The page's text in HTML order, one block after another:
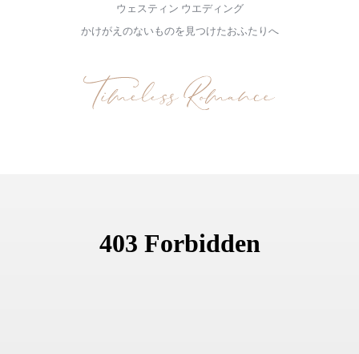
ウェスティン ウエディング
かけがえのないものを見つけたおふたりへ